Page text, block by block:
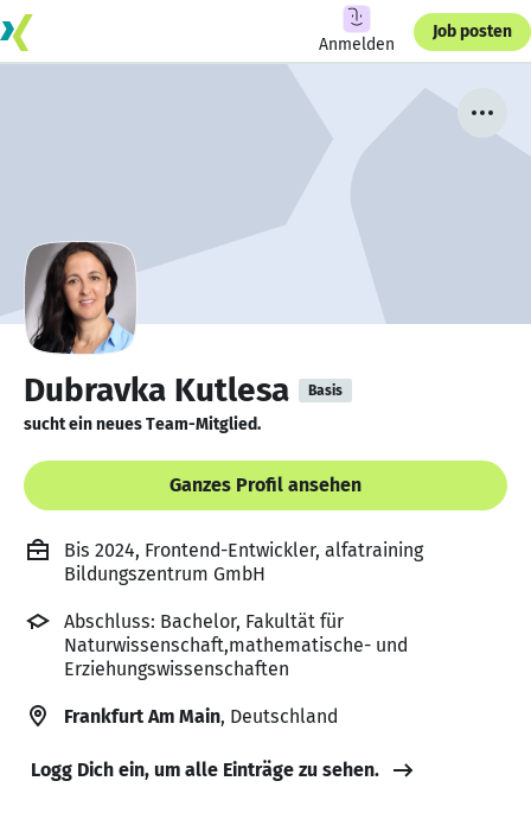
Anmelden
Job posten
Dubravka Kutlesa Basis
sucht ein neues Team-Mitglied.
Ganzes Profil ansehen
Bis 2024, Frontend-Entwickler, alfatraining
Bildungszentrum GmbH
Abschluss: Bachelor, Fakultät für
Naturwissenschaft,mathematische- und
Erziehungswissenschaften
Frankfurt Am Main, Deutschland
Logg Dich ein, um alle Einträge zu sehen.